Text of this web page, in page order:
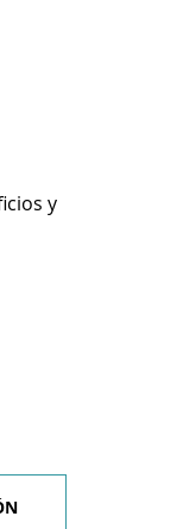
y